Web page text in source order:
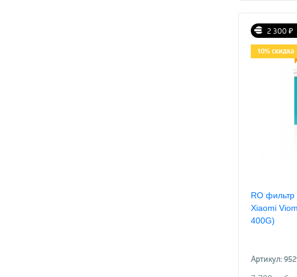
2 300 ₽
10% скидка
RO фильтр
Xiaomi
400G)
Артикул: